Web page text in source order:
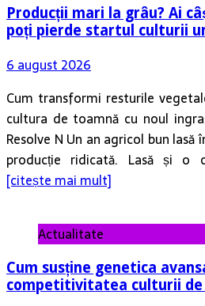
Producții mari la grâu? Ai
poți pierde startul culturii
6 august 2026
Cum transformi resturile
cultura de toamnă cu noul
Resolve N Un an agricol bun
producție ridicată. Lasă și o
[citește mai mult]
Actualitate
Cum susține genetica
competitivitatea culturii de